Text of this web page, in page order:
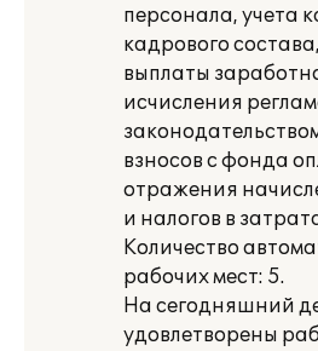
персонала, учета
кадрового
выплаты
исчисления
взносов с фонда
отражения
и налогов в
Количество
рабочих мест: 5.
На сегодняшний
удовлетворены